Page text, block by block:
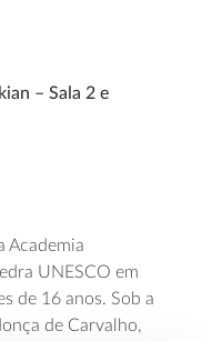
– Sala 2 e
Academia
UNESCO em
de 16 anos. Sob a
de Carvalho,